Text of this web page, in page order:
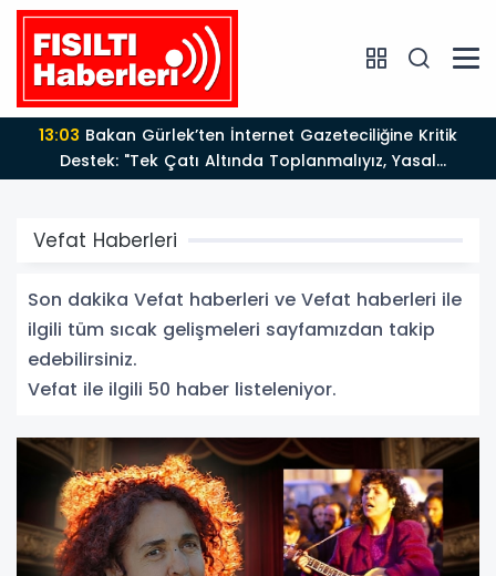
12:12Fısıltı Haberleri Yazarı Dr. Canan Yılmaz’a
Uluslararası Alanda Büyük Onur: “Dr. A.P.J. Abdul
Kalam İlham Ödülü 2026”
Vefat Haberleri
Son dakika Vefat haberleri ve Vefat haberleri ile
ilgili tüm sıcak gelişmeleri sayfamızdan takip
edebilirsiniz.
Vefat ile ilgili 50 haber listeleniyor.